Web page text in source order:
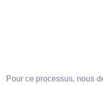
Pour ce processus, nous